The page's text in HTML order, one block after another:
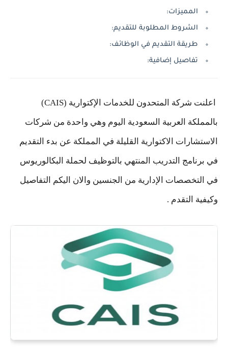
المميزات:
الشروط المطلوبة للتقديم:
طريقة التقديم في الوظائف:
تفاصيل إضافية:
اعلنت شركة المتحدون للخدمات الإكتوارية (CAIS)
بالمملكة العربية السعودية اليوم وهي واحدة من شركات
الاستشارات الاكتوارية القليلة في المملكة عن بدء التقديم
في برنامج التدريب المنتهي بالتوظيف لحملة البكالوريوس
في التخصصات الإدارية من الجنسين والان اليكم التفاصيل
وكيفية التقدم .